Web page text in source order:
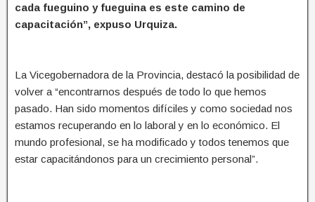
cada fueguino y fueguina es este camino de
capacitación”, expuso Urquiza.
La Vicegobernadora de la Provincia, destacó la posibilidad de
volver a “encontrarnos después de todo lo que hemos
pasado. Han sido momentos difíciles y como sociedad nos
estamos recuperando en lo laboral y en lo económico. El
mundo profesional, se ha modificado y todos tenemos que
estar capacitándonos para un crecimiento personal”.